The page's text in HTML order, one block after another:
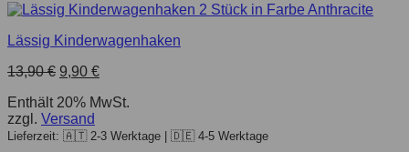
Lässig Kinderwagenhaken
13,90€ 9,90 €
Enthält 20% MwSt.
zzgl. Versand
Lieferzeit: 🇦🇹 2-3 Werktage | 🇩🇪 4-5 Werktage